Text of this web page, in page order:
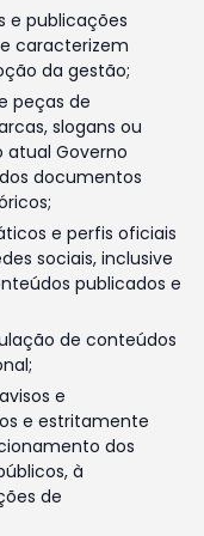
e publicações
caracterizem
da gestão;
peças de
slogans ou
atual Governo
documentos
e perfis oficiais
sociais, inclusive
publicados e
de conteúdos
e
e estritamente
dos
à
de